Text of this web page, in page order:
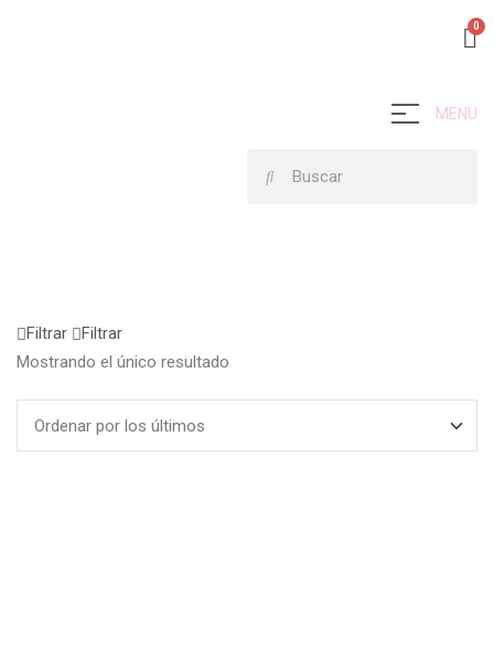
MENU
Filtrar
Filtrar
Mostrando el único resultado